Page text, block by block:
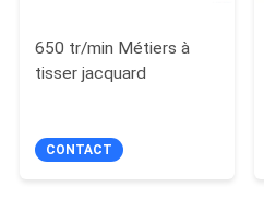
650 tr/min Métiers à
tisser jacquard
CONTACT